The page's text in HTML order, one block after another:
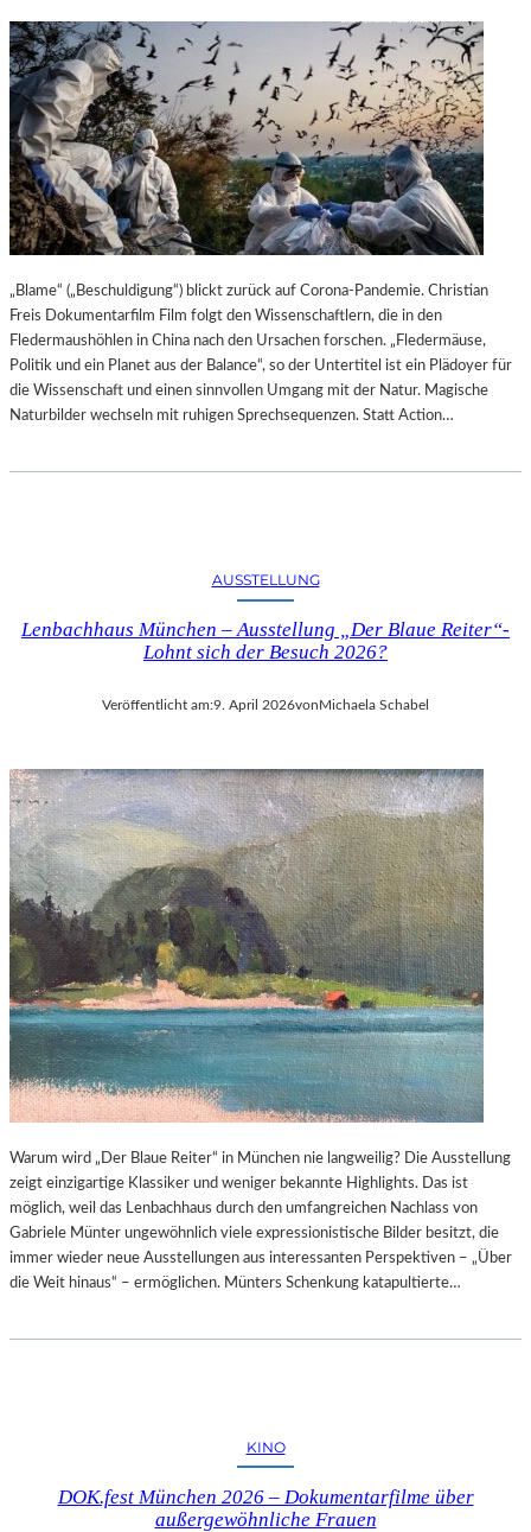
„Blame“ („Beschuldigung“) blickt zurück auf Corona-Pandemie. Christian
Freis Dokumentarfilm Film folgt den Wissenschaftlern, die in den
Fledermaushöhlen in China nach den Ursachen forschen. „Fledermäuse,
Politik und ein Planet aus der Balance“, so der Untertitel ist ein Plädoyer für
die Wissenschaft und einen sinnvollen Umgang mit der Natur. Magische
Naturbilder wechseln mit ruhigen Sprechsequenzen. Statt Action…
AUSSTELLUNG
Lenbachhaus München – Ausstellung „Der Blaue Reiter“-
Lohnt sich der Besuch 2026?
Veröffentlicht am:9. April 2026vonMichaela Schabel
Warum wird „Der Blaue Reiter“ in München nie langweilig? Die Ausstellung
zeigt einzigartige Klassiker und weniger bekannte Highlights. Das ist
möglich, weil das Lenbachhaus durch den umfangreichen Nachlass von
Gabriele Münter ungewöhnlich viele expressionistische Bilder besitzt, die
immer wieder neue Ausstellungen aus interessanten Perspektiven – „Über
die Weit hinaus“ – ermöglichen. Münters Schenkung katapultierte…
KINO
DOK.fest München 2026 – Dokumentarfilme über
außergewöhnliche Frauen